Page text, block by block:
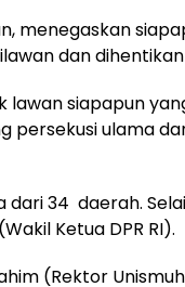
menegaskan
dan dihentikan
lawan siapapun
persekusi ulama
dari 34 daerah.
Ketua DPR RI).
(Rektor